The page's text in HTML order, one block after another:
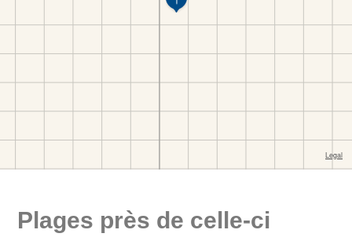
Plages près de celle-ci